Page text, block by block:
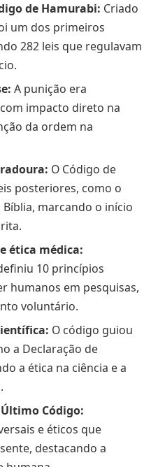
de Hamurabi: Criado
um dos primeiros
282 leis que regulavam
A punição era
impacto direto na
da ordem na
O Código de
posteriores, como o
marcando o início
ética médica:
10 princípios
humanos em pesquisas,
voluntário.
O código guiou
a Declaração de
a ética na ciência e a
Código:
e éticos que
destacando a